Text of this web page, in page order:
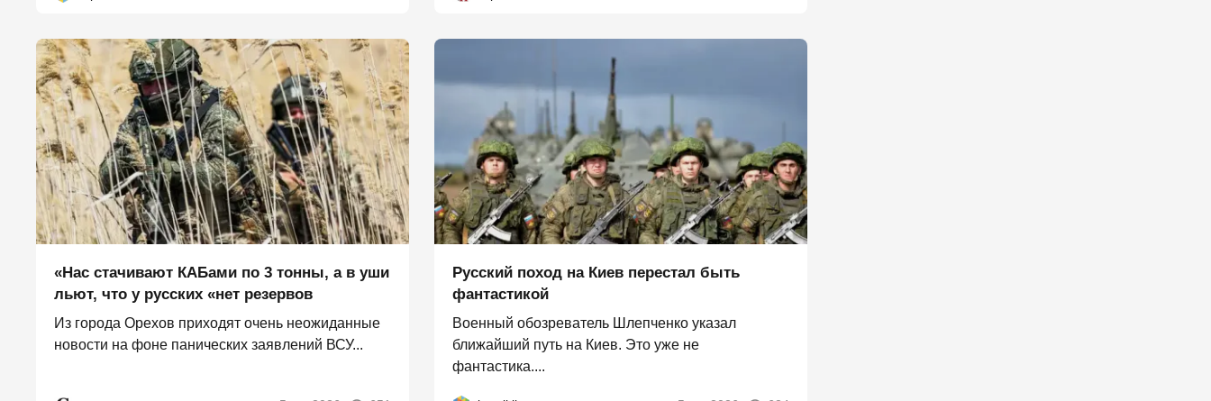
«Нас стачивают КАБами по 3 тонны, а в уши
льют, что у русских «нет резервов
Из города Орехов приходят очень неожиданные
новости на фоне панических заявлений ВСУ...
Русский поход на Киев перестал быть
фантастикой
Военный обозреватель Шлепченко указал
ближайший путь на Киев. Это уже не
фантастика....